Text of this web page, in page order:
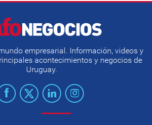
empresarial. Información, videos y
acontecimientos y negocios de
Uruguay.